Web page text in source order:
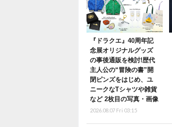
『ドラクエ』40周年記
念展オリジナルグッズ
の事後通販を検討!歴代
主人公の“冒険の書”開
閉ピンズをはじめ、ユ
ニークなTシャツや雑貨
など 2枚目の写真・画像
2026.08.07 Fri 03:15